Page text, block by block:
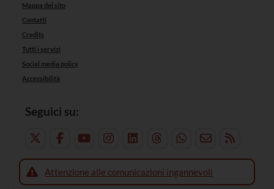
Mappa del sito
Contatti
Credits
Tutti i servizi
Social media policy
Accessibilità
Seguici su:
Attenzione alle comunicazioni ingannevoli